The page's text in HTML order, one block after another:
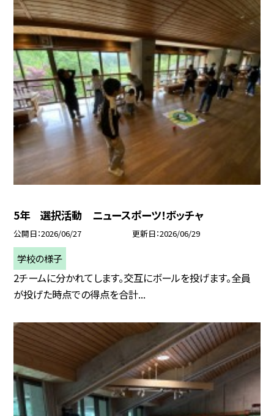
5年 選択活動 ニュースポーツ！ボッチャ
公開日 2026/06/27 更新日 2026/06/29
学校の様子
2チームに分かれてします。交互にボールを投げます。全員
が投げた時点での得点を合計...